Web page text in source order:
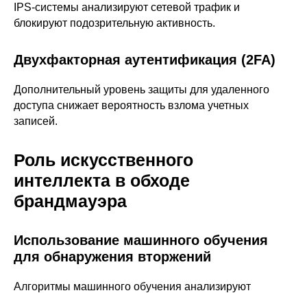
IPS-системы анализируют сетевой трафик и
блокируют подозрительную активность.
Двухфакторная аутентификация (2FA)
Дополнительный уровень защиты для удаленного
доступа снижает вероятность взлома учетных
записей.
Роль искусственного
интеллекта в обходе
брандмауэра
Использование машинного обучения
для обнаружения вторжений
Алгоритмы машинного обучения анализируют
© ideco 2005-2026 · Все права защищены
Условия использования
Политика обработки персональных данных
Клиентский сервис
Продление лицензий
Обучение в вузах
ВКонтакте
Youtube
Rutube
Файрвольная
Создаем вместе